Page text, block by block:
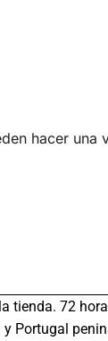
hacer una
tienda. 72
Portugal